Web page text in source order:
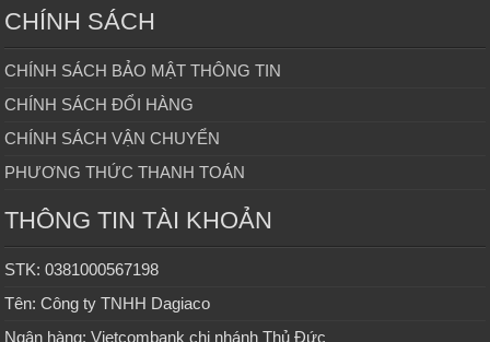
CHÍNH SÁCH
CHÍNH SÁCH BẢO MẬT THÔNG TIN
CHÍNH SÁCH ĐỔI HÀNG
CHÍNH SÁCH VẬN CHUYỂN
PHƯƠNG THỨC THANH TOÁN
THÔNG TIN TÀI KHOẢN
STK: 0381000567198
Tên: Công ty TNHH Dagiaco
Ngân hàng: Vietcombank chi nhánh Thủ Đức